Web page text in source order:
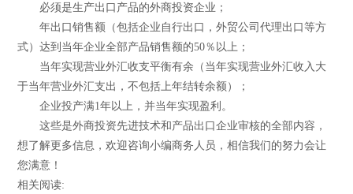
必须是生产出口产品的外商投资企业；
年出口销售额（包括企业自行出口，外贸公司代理出口等方
式）达到当年企业全部产品销售额的50％以上；
当年实现营业外汇收支平衡有余（当年实现营业外汇收入大
于当年营业外汇支出，不包括上年结转余额）；
企业投产满1年以上，并当年实现盈利。
这些是外商投资先进技术和产品出口企业审核的全部内容，
想了解更多信息，欢迎咨询小编商务人员，相信我们的努力会让
您满意！
相关阅读: